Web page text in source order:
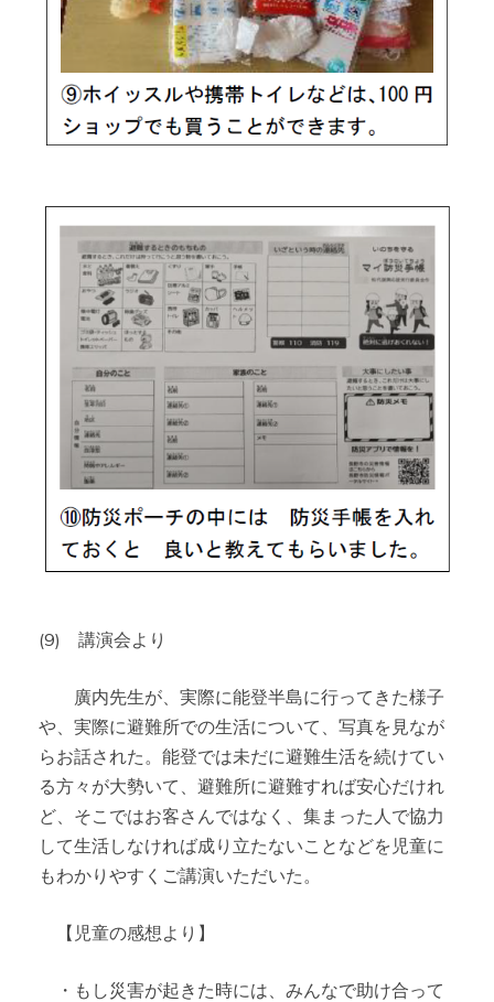
(9) 講演会より
廣内先生が、実際に能登半島に行ってきた様子
や、実際に避難所での生活について、写真を見なが
らお話された。能登では未だに避難生活を続けてい
る方々が大勢いて、避難所に避難すれば安心だけれ
ど、そこではお客さんではなく、集まった人で協力
して生活しなければ成り立たないことなどを児童に
もわかりやすくご講演いただいた。
【児童の感想より】
・もし災害が起きた時には、みんなで助け合って